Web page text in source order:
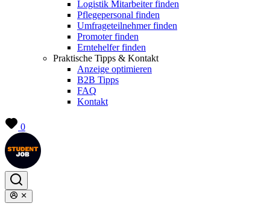
Logistik Mitarbeiter finden
Pflegepersonal finden
Umfrageteilnehmer finden
Promoter finden
Erntehelfer finden
Praktische Tipps & Kontakt
Anzeige optimieren
B2B Tipps
FAQ
Kontakt
0